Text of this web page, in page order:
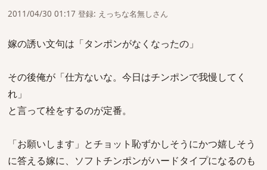
2011/04/30 01:17 登録: えっちな名無しさん
嫁の誘い文句は「タンポンがなくなったの」
その後俺が「仕方ないな。今日はチンポンで我慢してく
れ」
と言って栓をするのが定番。
「お願いします」とチョット恥ずかしそうにかつ嬉しそう
に答える嫁に、ソフトチンポンがハードタイプになるのも